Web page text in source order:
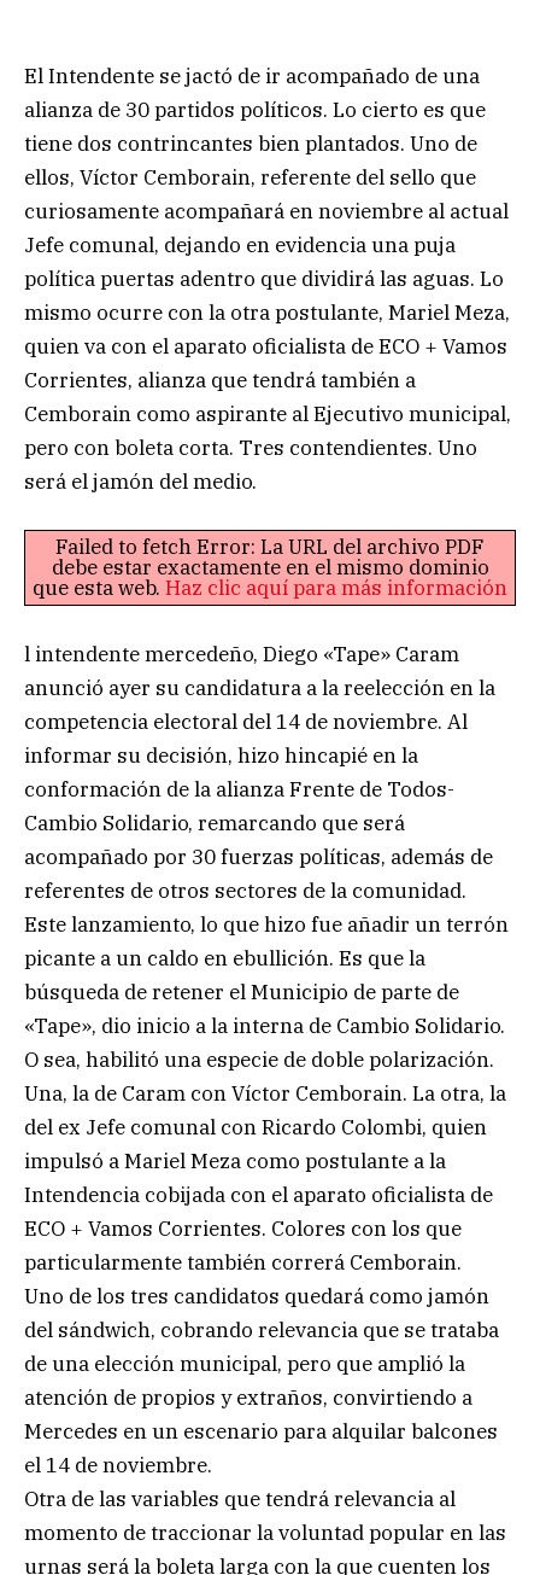
El Intendente se jactó de ir acompañado de una
alianza de 30 partidos políticos. Lo cierto es que
tiene dos contrincantes bien plantados. Uno de
ellos, Víctor Cemborain, referente del sello que
curiosamente acompañará en noviembre al actual
Jefe comunal, dejando en evidencia una puja
política puertas adentro que dividirá las aguas. Lo
mismo ocurre con la otra postulante, Mariel Meza,
quien va con el aparato oficialista de ECO + Vamos
Corrientes, alianza que tendrá también a
Cemborain como aspirante al Ejecutivo municipal,
pero con boleta corta. Tres contendientes. Uno
será el jamón del medio.
Failed to fetch Error: La URL del archivo PDF
debe estar exactamente en el mismo dominio
que esta web. Haz clic aquí para más información
l intendente mercedeño, Diego «Tape» Caram
anunció ayer su candidatura a la reelección en la
competencia electoral del 14 de noviembre. Al
informar su decisión, hizo hincapié en la
conformación de la alianza Frente de Todos-
Cambio Solidario, remarcando que será
acompañado por 30 fuerzas políticas, además de
referentes de otros sectores de la comunidad.
Este lanzamiento, lo que hizo fue añadir un terrón
picante a un caldo en ebullición. Es que la
búsqueda de retener el Municipio de parte de
«Tape», dio inicio a la interna de Cambio Solidario.
O sea, habilitó una especie de doble polarización.
Una, la de Caram con Víctor Cemborain. La otra, la
del ex Jefe comunal con Ricardo Colombi, quien
impulsó a Mariel Meza como postulante a la
Intendencia cobijada con el aparato oficialista de
ECO + Vamos Corrientes. Colores con los que
particularmente también correrá Cemborain.
Uno de los tres candidatos quedará como jamón
del sándwich, cobrando relevancia que se trataba
de una elección municipal, pero que amplió la
atención de propios y extraños, convirtiendo a
Mercedes en un escenario para alquilar balcones
el 14 de noviembre.
Otra de las variables que tendrá relevancia al
momento de traccionar la voluntad popular en las
urnas será la boleta larga con la que cuenten los